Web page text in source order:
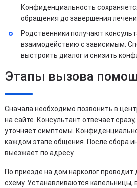
Конфиденциальность
обращения до завершения
Родственники получают
взаимодействию с зависимым.
выстроить диалог и снизить
Этапы вызова
Сначала необходимо позвонить в
на сайте. Консультант отвечает
уточняет симптомы.
каждом этапе общения. После сбора
выезжает по адресу.
По приезде на дом нарколог проводит
схему. Устанавливаются капельницы,